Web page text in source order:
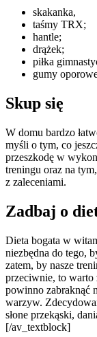
skakanka,
taśmy TRX;
hantle;
drążek;
piłka
gumy
Skup się
W domu bardzo
myśli o tym, co
przeszkodę w
treningu oraz na
z zaleceniami.
Zadbaj o
Dieta bogata w
niezbędna do tego,
zatem, by nasze
przeciwnie, to
powinno zabraknąć
warzyw.
słone przekąski,
[/av_textblock]